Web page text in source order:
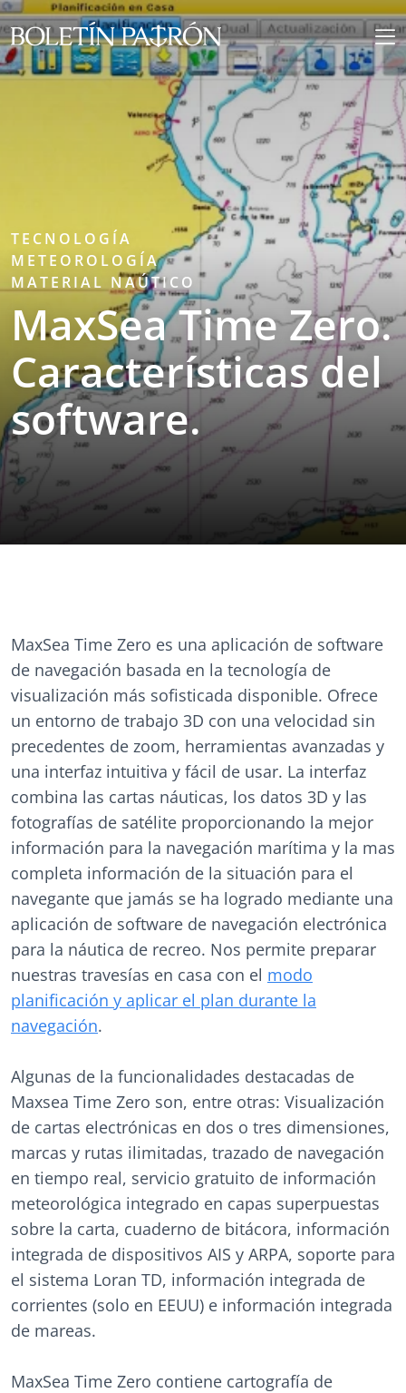
TECNOLOGÍA
METEOROLOGÍA
MATERIAL NAÚTICO
MaxSea Time Zero.
Características del
software.
MaxSea Time Zero es una aplicación de software
de navegación basada en la tecnología de
visualización más sofisticada disponible. Ofrece
un entorno de trabajo 3D con una velocidad sin
precedentes de zoom, herramientas avanzadas y
una interfaz intuitiva y fácil de usar. La interfaz
combina las cartas náuticas, los datos 3D y las
fotografías de satélite proporcionando la mejor
información para la navegación marítima y la mas
completa información de la situación para el
navegante que jamás se ha logrado mediante una
aplicación de software de navegación electrónica
para la náutica de recreo. Nos permite preparar
nuestras travesías en casa con el modo
planificación y aplicar el plan durante la
navegación.
Algunas de la funcionalidades destacadas de
Maxsea Time Zero son, entre otras: Visualización
de cartas electrónicas en dos o tres dimensiones,
marcas y rutas ilimitadas, trazado de navegación
en tiempo real, servicio gratuito de información
meteorológica integrado en capas superpuestas
sobre la carta, cuaderno de bitácora, información
integrada de dispositivos AIS y ARPA, soporte para
el sistema Loran TD, información integrada de
corrientes (solo en EEUU) e información integrada
de mareas.
MaxSea Time Zero contiene cartografía de